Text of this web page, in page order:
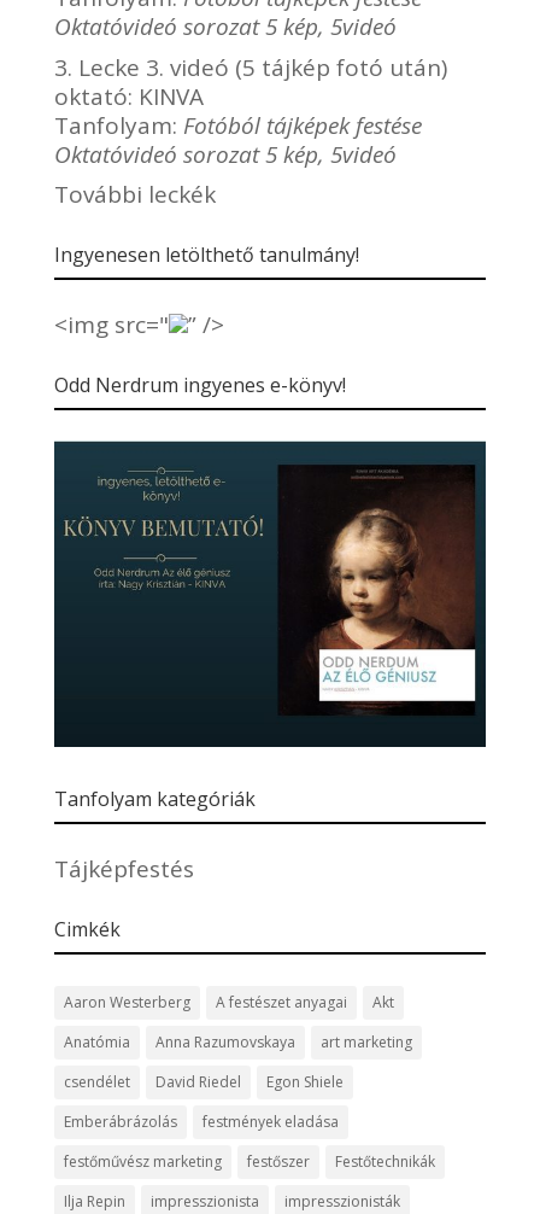
Oktatóvideó sorozat 5 kép, 5videó
3. Lecke 3. videó (5 tájkép fotó után)
oktató: KINVA
Tanfolyam: Fotóból tájképek festése
Oktatóvideó sorozat 5 kép, 5videó
További leckék
Ingyenesen letölthető tanulmány!
<img src=" ” />
Odd Nerdrum ingyenes e-könyv!
Tanfolyam kategóriák
Tájképfestés
Cimkék
Aaron Westerberg A festészet anyagai
Akt
Anatómia
Anna Razumovskaya
art marketing
csendélet
David Riedel
Egon Shiele
Emberábrázolás
festmények eladása
festőművész marketing
festőszer
Festőtechnikák
Ilja Repin
impresszionista
impresszionisták